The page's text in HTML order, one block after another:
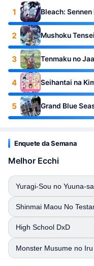
1 Bleach:
2 Mushoku
3 Tenmaku no
4 Seihantai na
5 Grand Blue
Enquete da Semana
Melhor Ecchi
Yuragi-Sou no Yuuna-
Shinmai Maou No
High School DxD
Monster Musume no